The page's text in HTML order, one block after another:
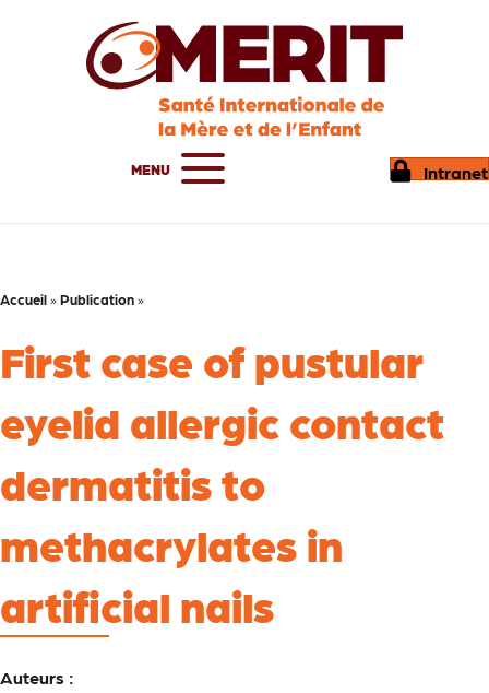
MENU Intranet
Accueil » Publication »
First case of pustular
eyelid allergic contact
dermatitis to
methacrylates in
artificial nails
Auteurs :